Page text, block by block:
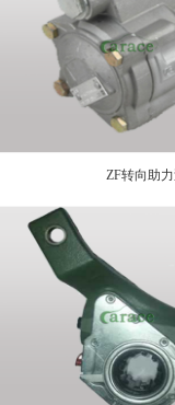
ZF转向助